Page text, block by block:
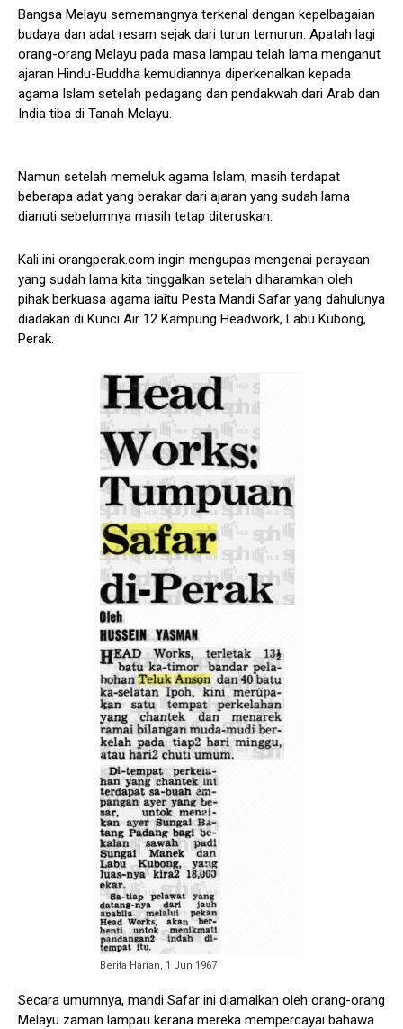
Bangsa Melayu sememangnya terkenal dengan kepelbagaian
budaya dan adat resam sejak dari turun temurun. Apatah lagi
orang-orang Melayu pada masa lampau telah lama menganut
ajaran Hindu-Buddha kemudiannya diperkenalkan kepada
agama Islam setelah pedagang dan pendakwah dari Arab dan
India tiba di Tanah Melayu.
Namun setelah memeluk agama Islam, masih terdapat
beberapa adat yang berakar dari ajaran yang sudah lama
dianuti sebelumnya masih tetap diteruskan.
Kali ini orangperak.com ingin mengupas mengenai perayaan
yang sudah lama kita tinggalkan setelah diharamkan oleh
pihak berkuasa agama iaitu Pesta Mandi Safar yang dahulunya
diadakan di Kunci Air 12 Kampung Headwork, Labu Kubong,
Perak.
Berita Harian, 1 Jun 1967
Secara umumnya, mandi Safar ini diamalkan oleh orang-orang
Melayu zaman lampau kerana mereka mempercayai bahawa